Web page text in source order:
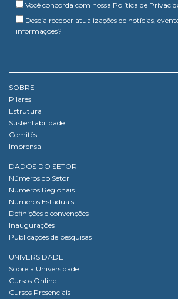
Você concorda com nossa Política de
Deseja receber atualizações de notícias,
informações?
SOBRE
Pilares
Estrutura
Sustentabilidade
Comitês
Imprensa
DADOS DO SETOR
Números do Setor
Números Regionais
Números Estaduais
Definições e convenções
Inaugurações
Publicações de pesquisas
UNIVERSIDADE
Sobre a Universidade
Cursos Online
Cursos Presenciais